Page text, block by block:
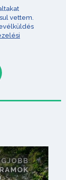
vettem.